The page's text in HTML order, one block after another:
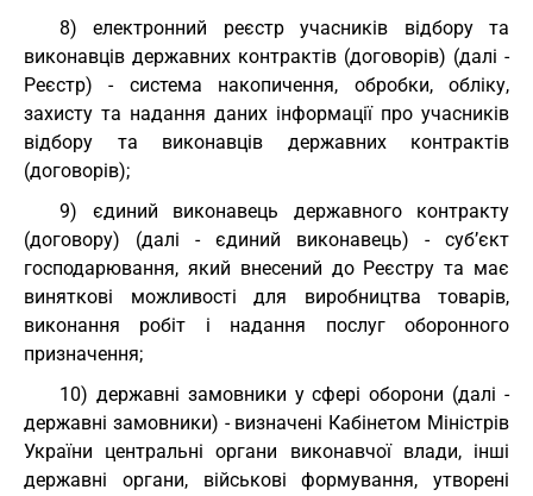
8) електронний реєстр учасників відбору та
виконавців державних контрактів (договорів) (далі -
Реєстр) - система накопичення, обробки, обліку,
захисту та надання даних інформації про учасників
відбору та виконавців державних контрактів
(договорів);
9) єдиний виконавець державного контракту
(договору) (далі - єдиний виконавець) - суб’єкт
господарювання, який внесений до Реєстру та має
виняткові можливості для виробництва товарів,
виконання робіт і надання послуг оборонного
призначення;
10) державні замовники у сфері оборони (далі -
державні замовники) - визначені Кабінетом Міністрів
України центральні органи виконавчої влади, інші
державні органи, військові формування, утворені